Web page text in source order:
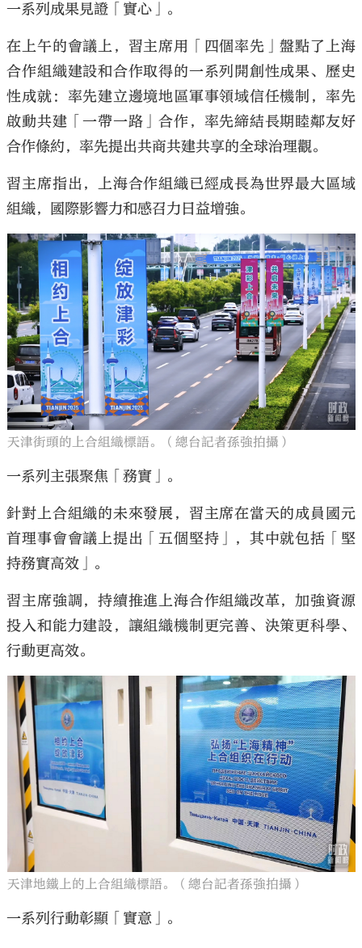
一系列成果見證「實心」。
在上午的會議上，習主席用「四個率先」盤點了上海
合作組織建設和合作取得的一系列開創性成果、歷史
性成就：率先建立邊境地區軍事領域信任機制，率先
啟動共建「一帶一路」合作，率先締結長期睦鄰友好
合作條約，率先提出共商共建共享的全球治理觀。
習主席指出，上海合作組織已經成長為世界最大區域
組織，國際影響力和感召力日益增強。
天津街頭的上合組織標語。（總台記者孫強拍攝）
一系列主張聚焦「務實」。
針對上合組織的未來發展，習主席在當天的成員國元
首理事會會議上提出「五個堅持」，其中就包括「堅
持務實高效」。
習主席強調，持續推進上海合作組織改革，加強資源
投入和能力建設，讓組織機制更完善、決策更科學、
行動更高效。
天津地鐵上的上合組織標語。（總台記者孫強拍攝）
一系列行動彰顯「實意」。